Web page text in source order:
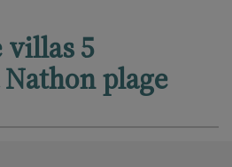
villas 5
plage